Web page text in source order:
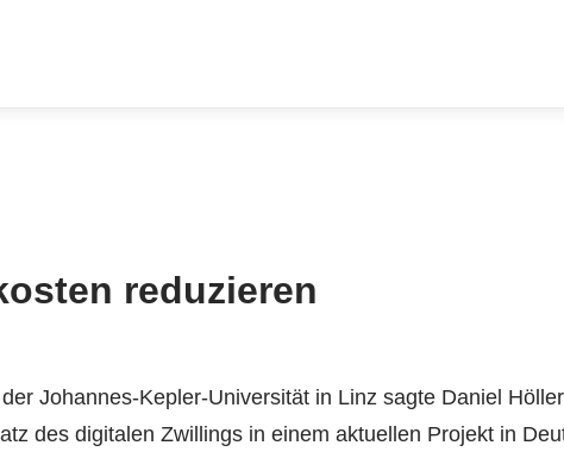
reduzieren
Johannes-Kepler-Universität in Linz sagte Daniel
des digitalen Zwillings in einem aktuellen Projekt in